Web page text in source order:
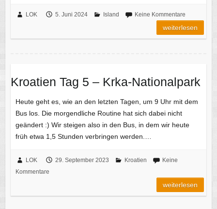
LOK 5. Juni 2024 Island Keine Kommentare
weiterlesen
Kroatien Tag 5 – Krka-Nationalpark
Heute geht es, wie an den letzten Tagen, um 9 Uhr mit dem
Bus los. Die morgendliche Routine hat sich dabei nicht
geändert :) Wir steigen also in den Bus, in dem wir heute
früh etwa 1,5 Stunden verbringen werden.…
LOK 29. September 2023 Kroatien
Keine
Kommentare
weiterlesen